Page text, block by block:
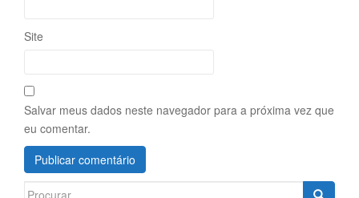
Site
Salvar meus dados neste navegador para a próxima vez que
eu comentar.
Search